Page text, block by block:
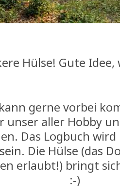
Hülse! Gute
gerne vorbei
unser aller Hobby
Das Logbuch
Die Hülse (das
erlaubt!) bringt
:-)